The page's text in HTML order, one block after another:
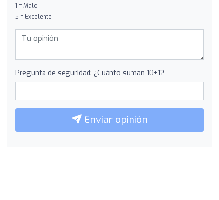
1 = Malo
5 = Excelente
Pregunta de seguridad: ¿Cuánto suman 10+1?
Enviar opinión